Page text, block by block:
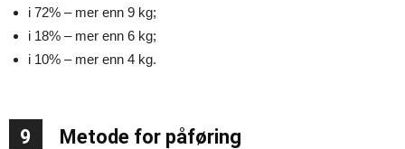
i 72% – mer enn 9 kg;
i 18% – mer enn 6 kg;
i 10% – mer enn 4 kg.
9 Metode for påføring